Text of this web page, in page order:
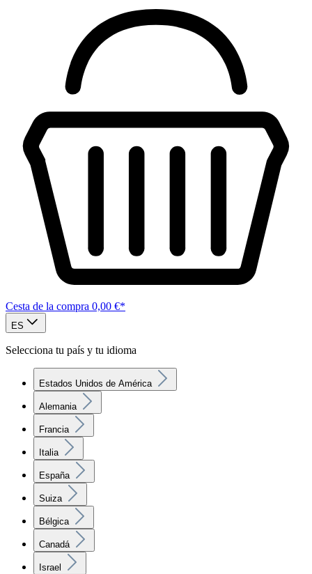
Cesta de la compra 0,00 €*
ES
Selecciona tu país y tu idioma
Estados Unidos de América
Alemania
Francia
Italia
España
Suiza
Bélgica
Canadá
Israel